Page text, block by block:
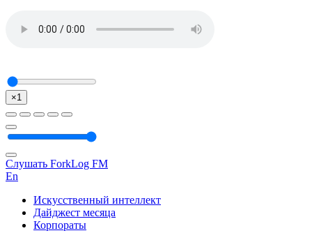
×1
Слушать ForkLog FM
En
Искусственный интеллект
Дайджест месяца
Корпораты